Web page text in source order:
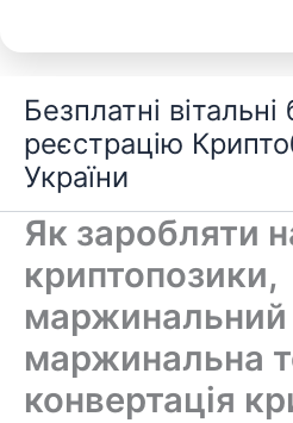
вмісту
Безплатні
реєстрацію
України
Як заробляти
криптопозики,
маржинальний
маржинальна
конвертація